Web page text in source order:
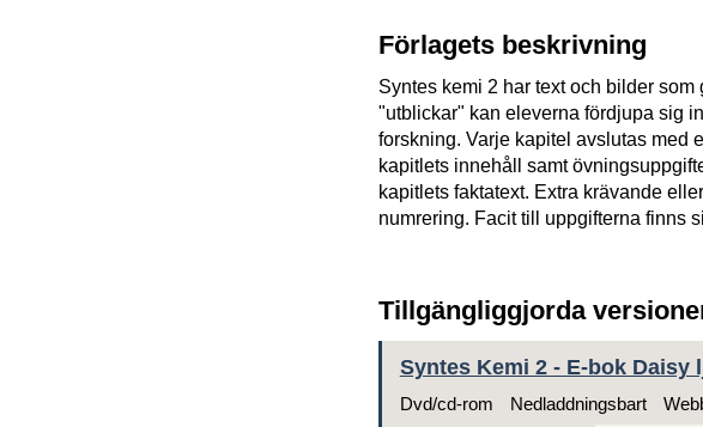
Förlagets beskrivning
Syntes kemi 2 har text och bilder
"utblickar" kan eleverna fördjupa sig
forskning. Varje kapitel avslutas med
kapitlets innehåll samt
kapitlets faktatext. Extra krävande
numrering. Facit till uppgifterna finns
Tillgängliggjorda
Syntes Kemi 2 - E-bok Daisy
Dvd/cd-rom
Nedladdningsbart